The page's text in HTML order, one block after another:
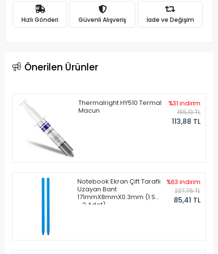
Hızlı Gönderi Güvenli Alışveriş İade ve Değişim
Önerilen Ürünler
Thermalright HY510 Termal
Macun
%31 indirim
165,13 TL
113,88 TL
Notebook Ekran Çift Taraflı
Uzayan Bant
171mmX8mmX0.3mm (1 Set
- 2 Adet)
%63 indirim
227,76 TL
85,41 TL